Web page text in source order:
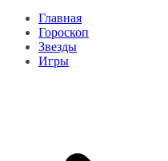
Главная
Гороскоп
Звезды
Игры